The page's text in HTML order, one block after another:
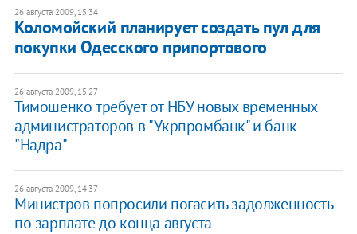
26 августа 2009, 15:34
Коломойский планирует создать пул для
покупки Одесского припортового
26 августа 2009, 15:27
Тимошенко требует от НБУ новых временных
администраторов в "Укрпромбанк" и банк
"Надра"
26 августа 2009, 14:37
Министров попросили погасить задолженность
по зарплате до конца августа